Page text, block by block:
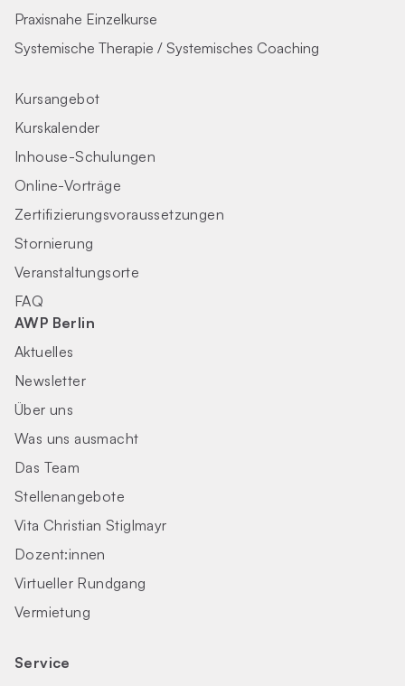
Praxisnahe Einzelkurse
Systemische Therapie / Systemisches Coaching
Kursangebot
Kurskalender
Inhouse-Schulungen
Online-Vorträge
Zertifizierungs­voraus­setzungen
Stornierung
Veranstaltungsorte
FAQ
AWP Berlin
Aktuelles
Newsletter
Über uns
Was uns ausmacht
Das Team
Stellenangebote
Vita Christian Stiglmayr
Dozent:innen
Virtueller Rundgang
Vermietung
Service